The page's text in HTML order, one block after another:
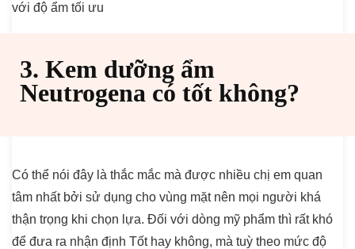
với độ ẩm tối ưu
3. Kem dưỡng ẩm
Neutrogena có tốt không?
Có thể nói đây là thắc mắc mà được nhiều chị em quan
tâm nhất bởi sử dụng cho vùng mặt nên mọi người khá
thận trọng khi chọn lựa. Đối với dòng mỹ phẩm thì rất khó
để đưa ra nhận định Tốt hay không, mà tuỳ theo mức độ